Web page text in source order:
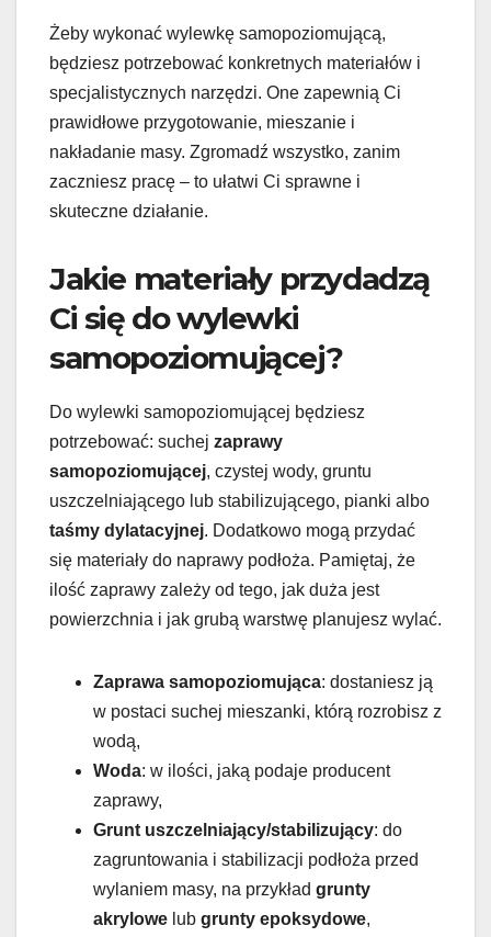
Żeby wykonać wylewkę samopoziomującą,
będziesz potrzebować konkretnych materiałów i
specjalistycznych narzędzi. One zapewnią Ci
prawidłowe przygotowanie, mieszanie i
nakładanie masy. Zgromadź wszystko, zanim
zaczniesz pracę – to ułatwi Ci sprawne i
skuteczne działanie.
Jakie materiały przydadzą
Ci się do wylewki
samopoziomującej?
Do wylewki samopoziomującej będziesz
potrzebować: suchej zaprawy
samopoziomującej, czystej wody, gruntu
uszczelniającego lub stabilizującego, pianki albo
taśmy dylatacyjnej. Dodatkowo mogą przydać
się materiały do naprawy podłoża. Pamiętaj, że
ilość zaprawy zależy od tego, jak duża jest
powierzchnia i jak grubą warstwę planujesz wylać.
Zaprawa samopoziomująca: dostaniesz ją
w postaci suchej mieszanki, którą rozrobisz z
wodą,
Woda: w ilości, jaką podaje producent
zaprawy,
Grunt uszczelniający/stabilizujący: do
zagruntowania i stabilizacji podłoża przed
wylaniem masy, na przykład grunty
akrylowe lub grunty epoksydowe,